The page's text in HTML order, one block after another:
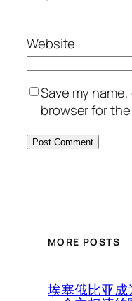
Website
Save my
browser for
MORE POSTS
埃塞俄比亚成